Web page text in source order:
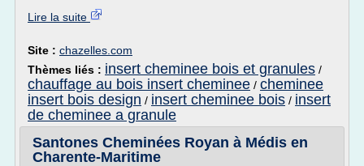
Lire la suite
Site : chazelles.com
Thèmes liés : insert cheminee bois et granules /
chauffage au bois insert cheminee / cheminee
insert bois design / insert cheminee bois / insert
de cheminee a granule
Santones Cheminées Royan à Médis en
Charente-Maritime